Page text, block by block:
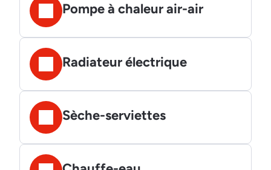
Pompe à chaleur air-air
Radiateur électrique
Sèche-serviettes